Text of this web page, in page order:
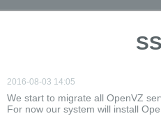
2016-08-03 14:05
We start to migrate all OpenVZ
For now our system will install